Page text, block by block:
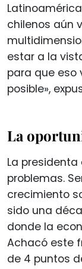
chilenos aún
estar a la
para que eso
posible»,
La
La presidenta
problemas.
crecimiento
sido una
donde la
Achacó este
de 4 puntos